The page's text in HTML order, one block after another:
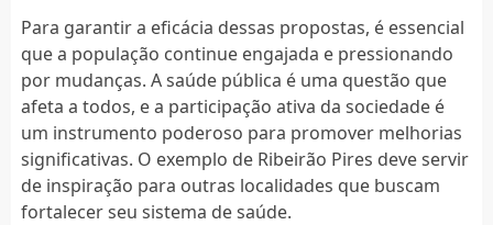
Para garantir a eficácia dessas propostas, é essencial
que a população continue engajada e pressionando
por mudanças. A saúde pública é uma questão que
afeta a todos, e a participação ativa da sociedade é
um instrumento poderoso para promover melhorias
significativas. O exemplo de Ribeirão Pires deve servir
de inspiração para outras localidades que buscam
fortalecer seu sistema de saúde.